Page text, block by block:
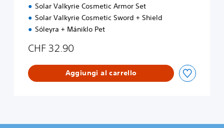
Solar Valkyrie Cosmetic Armor Set
Solar Valkyrie Cosmetic Sword + Shield
Sóleyra + Mániklo Pet
CHF 32.90
Aggiungi al carrello